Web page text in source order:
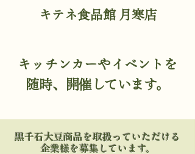
キテネ食品館 月寒店
​キッチンカーやイベントを
随時、開催しています。
​黒千石大豆商品を取扱っていただける
企業様を募集しています。